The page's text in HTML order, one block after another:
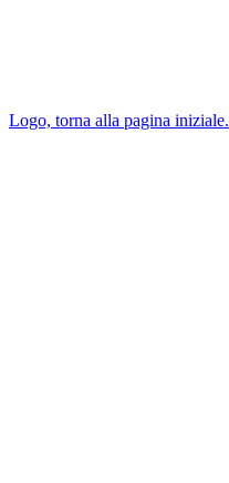
Logo, torna alla pagina iniziale.